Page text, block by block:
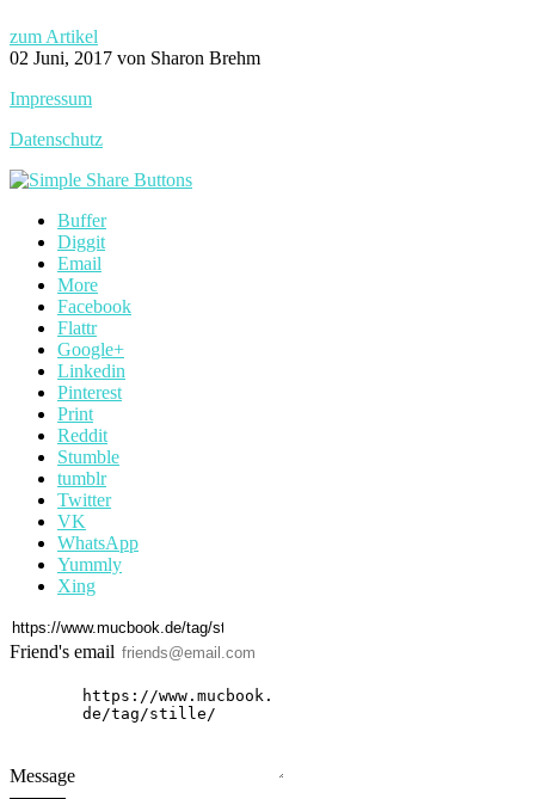
zum Artikel
02 Juni, 2017 von Sharon Brehm
Impressum
Datenschutz
Buffer
Diggit
Email
More
Facebook
Flattr
Google+
Linkedin
Pinterest
Print
Reddit
Stumble
tumblr
Twitter
VK
WhatsApp
Yummly
Xing
Friend's email
Message